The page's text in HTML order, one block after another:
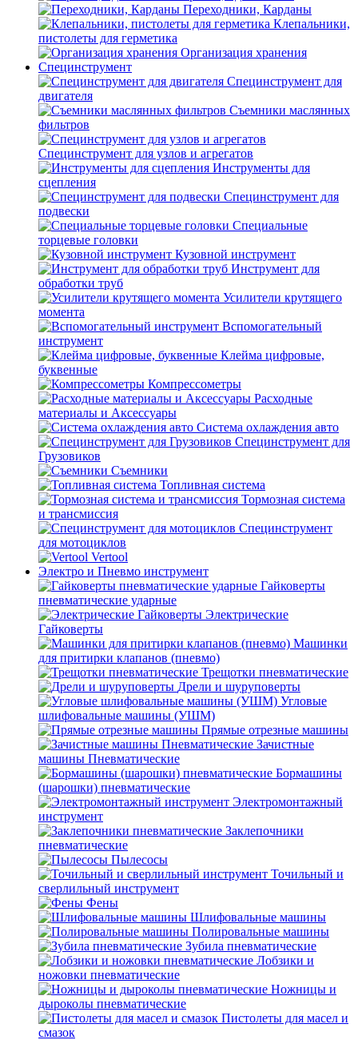
Переходники, Карданы
Клепальники,
пистолеты для герметика
Организация хранения
Специнструмент
Специнструмент для
двигателя
Съемники маслянных
фильтров
Специнструмент для узлов и агрегатов
Инструменты для
сцепления
Специнструмент для
подвески
Специальные
торцевые головки
Кузовной инструмент
Инструмент для
обработки труб
Усилители крутящего
момента
Вспомогательный
инструмент
Клейма цифровые,
буквенные
Компрессометры
Расходные
материалы и Аксессуары
Система охлаждения авто
Специнструмент для
Грузовиков
Съемники
Топливная система
Тормозная система
и трансмиссия
Специнструмент
для мотоциклов
Vertool
Электро и Пневмо инструмент
Гайковерты
пневматические ударные
Электрические
Гайковерты
Машинки
для притирки клапанов (пневмо)
Трещотки пневматические
Дрели и шуруповерты
Угловые
шлифовальные машины (УШМ)
Прямые отрезные машины
Зачистные
машины Пневматические
Бормашины
(шарошки) пневматические
Электромонтажный
инструмент
Заклепочники
пневматические
Пылесосы
Точильный и
сверлильный инструмент
Фены
Шлифовальные машины
Полировальные машины
Зубила пневматические
Лобзики и
ножовки пневматические
Ножницы и
дыроколы пневматические
Пистолеты для масел и
смазок